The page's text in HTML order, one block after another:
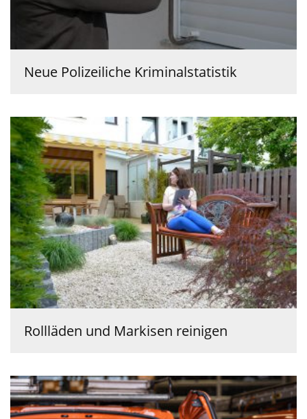
Neue Polizeiliche Kriminalstatistik
Rollläden und Markisen reinigen